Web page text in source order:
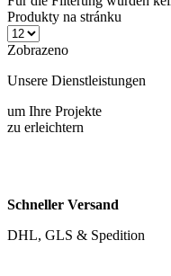
Zobrazeno
Unsere Dienstleistungen
um Ihre Projekte
DHL, GLS & Spedition